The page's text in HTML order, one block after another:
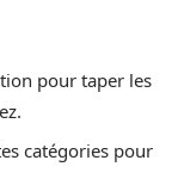
pour taper les
catégories pour